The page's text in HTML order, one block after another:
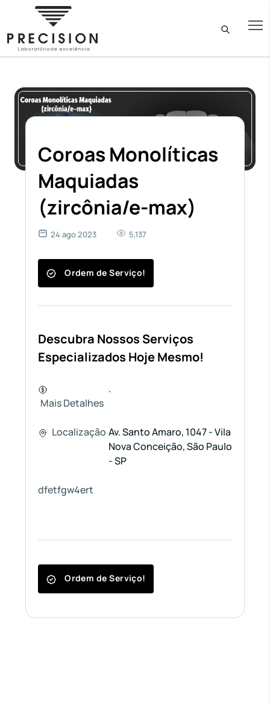
Coroas Monolíticas
Maquiadas
(zircônia/e-max)
24 ago 2023 5,137
Ordem de Serviço!
Descubra Nossos Serviços
Especializados Hoje Mesmo!
Mais Detalhes
.
Localização Av. Santo Amaro, 1047 - Vila
Nova Conceição, São Paulo
- SP
dfetfgw4ert
Ordem de Serviço!